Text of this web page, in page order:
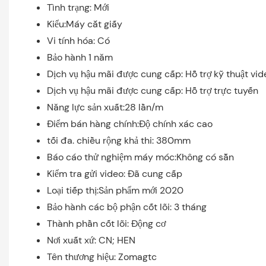
Tình trạng: Mới
Kiểu:Máy cắt giấy
Vi tính hóa: Có
Bảo hành 1 năm
Dịch vụ hậu mãi được cung cấp: Hỗ trợ kỹ thuật
Dịch vụ hậu mãi được cung cấp: Hỗ trợ trực tuyến
Năng lực sản xuất:28 lần/m
Điểm bán hàng chính:Độ chính xác cao
tối đa. chiều rộng khả thi: 380mm
Báo cáo thử nghiệm máy móc:Không có sẵn
Kiểm tra gửi video: Đã cung cấp
Loại tiếp thị:Sản phẩm mới 2020
Bảo hành các bộ phận cốt lõi: 3 tháng
Thành phần cốt lõi: Động cơ
Nơi xuất xứ: CN; HEN
Tên thương hiệu: Zomagtc